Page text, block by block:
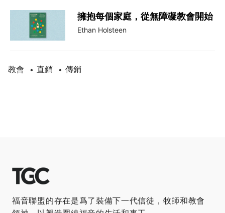
擁抱每個家庭，從無障礙教會開始
Ethan Holsteen
教會 • 直銷 • 傳銷
福音聯盟的存在是爲了裝備下一代信徒，牧師和教會